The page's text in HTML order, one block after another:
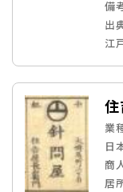
備
出
江
住
業
日
商
居